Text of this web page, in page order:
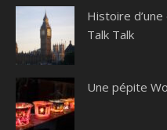
Histoire d’une
Talk Talk
Une pépite